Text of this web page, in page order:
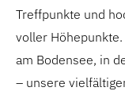
Treffpunkte und
voller
am Bodensee, in
– unsere